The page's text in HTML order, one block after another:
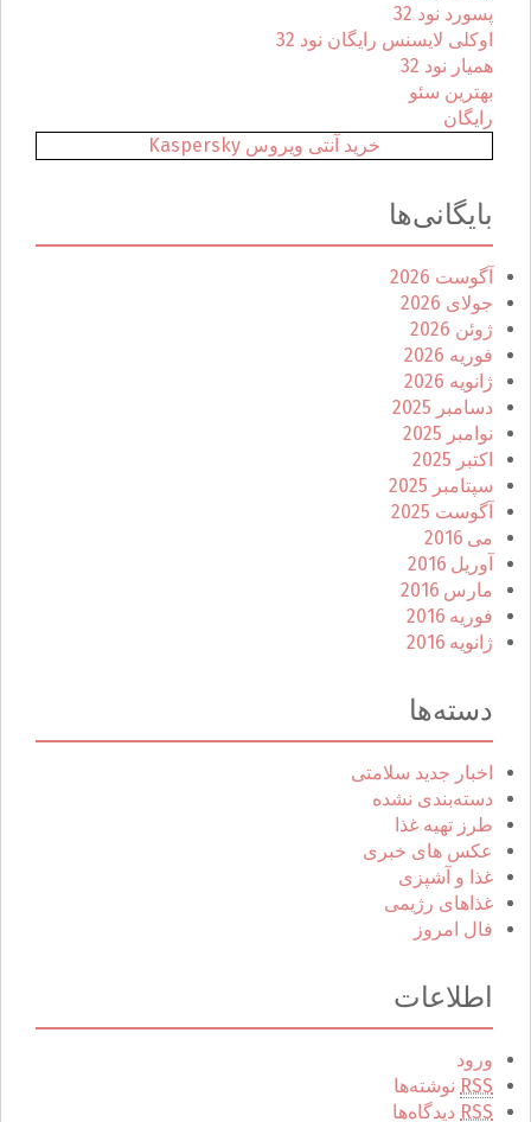
پسورد نود 32
اوکلی لایسنس رایگان نود 32
همیار نود 32
بهترین سئو
رایگان
خرید آنتی ویروس Kaspersky
بایگانی‌ها
آگوست 2026
جولای 2026
ژوئن 2026
فوریه 2026
ژانویه 2026
دسامبر 2025
نوامبر 2025
اکتبر 2025
سپتامبر 2025
آگوست 2025
می 2016
آوریل 2016
مارس 2016
فوریه 2016
ژانویه 2016
دسته‌ها
اخبار جدید سلامتی
دسته‌بندی نشده
طرز تهیه غذا
عکس های خبری
غذا و آشپزی
غذاهای رژیمی
فال امروز
اطلاعات
ورود
RSS نوشته‌ها
RSS دیدگاه‌ها